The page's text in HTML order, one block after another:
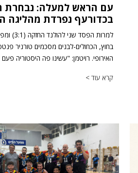
עם הראש למעלה: נבחרת
בכדורעף נפרדת מהליגה
למרות
בחוץ, הכחולים-לבנים מסכמים טורניר
האירופי. רויטמן: "עשינו פה היסטוריה
קרא עוד >